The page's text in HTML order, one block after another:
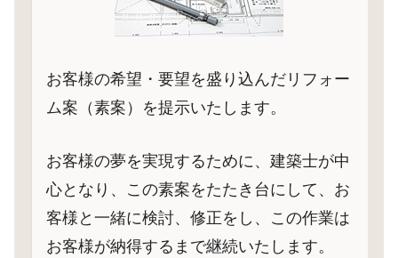
お客様の希望・要望を盛り込んだリフォー
ム案（素案）を提示いたします。
お客様の夢を実現するために、建築士が中
心となり、この素案をたたき台にして、お
客様と一緒に検討、修正をし、この作業は
お客様が納得するまで継続いたします。